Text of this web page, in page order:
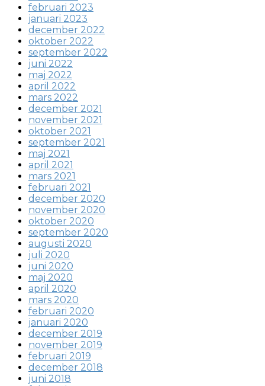
februari 2023
januari 2023
december 2022
oktober 2022
september 2022
juni 2022
maj 2022
april 2022
mars 2022
december 2021
november 2021
oktober 2021
september 2021
maj 2021
april 2021
mars 2021
februari 2021
december 2020
november 2020
oktober 2020
september 2020
augusti 2020
juli 2020
juni 2020
maj 2020
april 2020
mars 2020
februari 2020
januari 2020
december 2019
november 2019
februari 2019
december 2018
juni 2018